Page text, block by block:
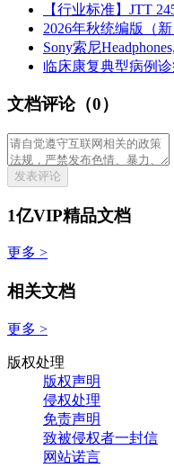
【行业标准】JTT
2026年秋统编版（
Sony索尼
临床康复典型病例
文档评论（0）
发表评论
1亿VIP精品文档
更多 >
相关文档
更多 >
版权处理
版权声明
侵权处理
免责声明
致被侵权者一封信
网站诺言